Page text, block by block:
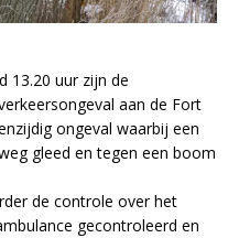
13.20 uur zijn de
aan de Fort
ongeval waarbij een
gleed en tegen een boom
de controle over het
gecontroleerd en